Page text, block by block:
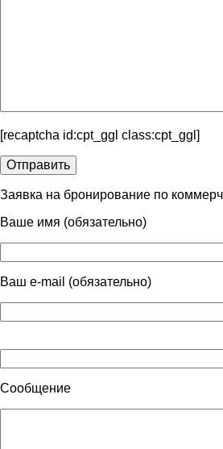
[recaptcha id:cpt_ggl class:cpt_ggl]
Заявка на бронирование по
Ваше имя (обязательно)
Ваш e-mail (обязательно)
Сообщение